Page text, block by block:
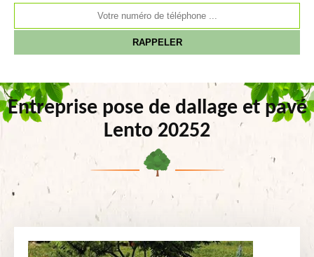
Entreprise pose de dallage et pavé
Lento 20252